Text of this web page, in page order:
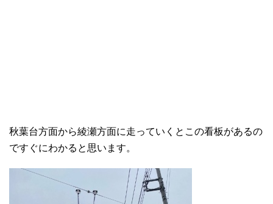
秋葉台方面から綾瀬方面に走っていくとこの看板があるの
ですぐにわかると思います。